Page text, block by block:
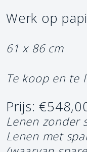
Werk op
61 x 86 cm
Te koop en te
Prijs:
Lenen zonder
Lenen met